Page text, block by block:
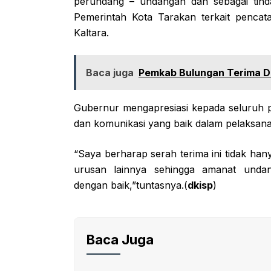
Pemerintah Kota Tarakan terkait
Kaltara.
Baca juga Pemkab Bulungan Terima
Gubernur mengapresiasi kepada
dan komunikasi yang baik dalam
“Saya berharap serah terima ini tidak
urusan lainnya sehingga amanat
dengan baik,”tuntasnya.(dkisp)
Baca Juga